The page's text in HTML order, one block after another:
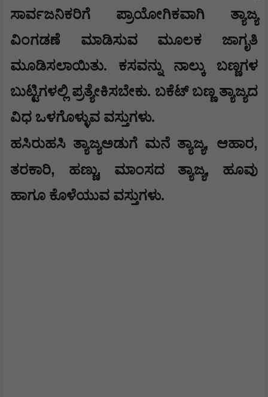
ಸಾರ್ವಜನಿಕರಿಗೆ ಪ್ರಾಯೋಗಿಕವಾಗಿ ತ್ಯಾಜ್ಯ
ವಿಂಗಡಣೆ ಮಾಡಿಸುವ ಮೂಲಕ ಜಾಗೃತಿ
ಮೂಡಿಸಲಾಯಿತು. ಕಸವನ್ನು ನಾಲ್ಕು ಬಣ್ಣಗಳ
ಬುಟ್ಟಿಗಳಲ್ಲಿ ಪ್ರತ್ಯೇಕಿಸಬೇಕು. ಬಕೆಟ್ ಬಣ್ಣ ತ್ಯಾಜ್ಯದ
ವಿಧ ಒಳಗೊಳ್ಳುವ ವಸ್ತುಗಳು.
ಹಸಿರುಹಸಿ ತ್ಯಾಜ್ಯಅಡುಗೆ ಮನೆ ತ್ಯಾಜ್ಯ, ಆಹಾರ,
ತರಕಾರಿ, ಹಣ್ಣು, ಮಾಂಸದ ತ್ಯಾಜ್ಯ, ಹೂವು
ಹಾಗೂ ಕೊಳೆಯುವ ವಸ್ತುಗಳು.